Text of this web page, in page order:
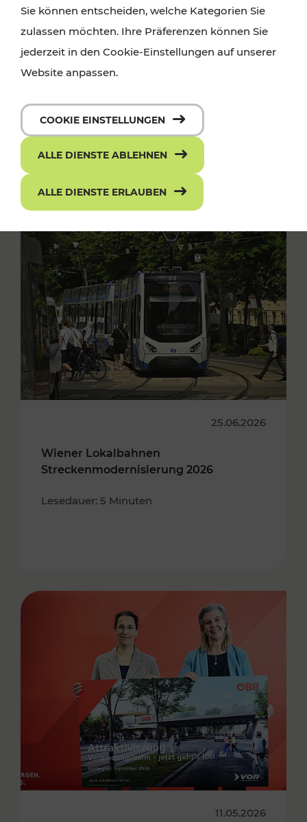
25.06.2026
Wiener Lokalbahnen
Streckenmodernisierung 2026
Lesedauer: 5 Minuten
11.05.2026
Sie können entscheiden, welche Kategorien Sie
zulassen möchten. Ihre Präferenzen können Sie
jederzeit in den Cookie-Einstellungen auf unserer
Website anpassen.
COOKIE EINSTELLUNGEN
ALLE DIENSTE ABLEHNEN
ALLE DIENSTE ERLAUBEN